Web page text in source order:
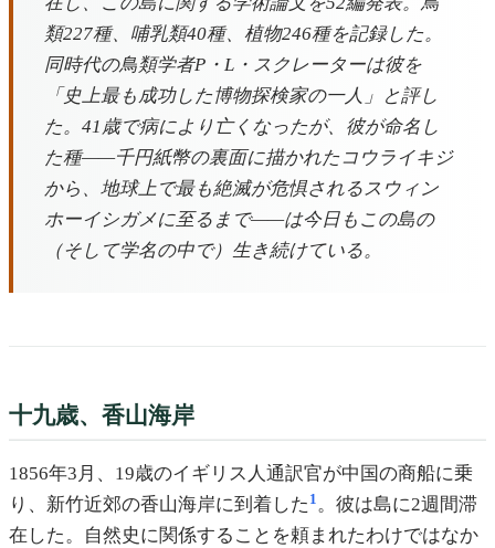
類227種、哺乳類40種、植物246種を記録した。
同時代の鳥類学者P・L・スクレーターは彼を
「史上最も成功した博物探検家の一人」と評し
た。41歳で病により亡くなったが、彼が命名し
た種——千円紙幣の裏面に描かれたコウライキジ
から、地球上で最も絶滅が危惧されるスウィン
ホーイシガメに至るまで——は今日もこの島の
（そして学名の中で）生き続けている。
十九歳、香山海岸
1856年3月、19歳のイギリス人通訳官が中国の商船に乗
り、新竹近郊の香山海岸に到着した 1 。彼は島に2週間滞
在した。自然史に関係することを頼まれたわけではなか